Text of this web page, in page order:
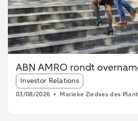
ABN AMRO rondt
Article tags:
Investor Relations
03/08/2026 Marieke Ziedses des